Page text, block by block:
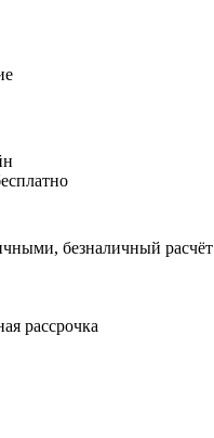
безналичный расчёт
рассрочка